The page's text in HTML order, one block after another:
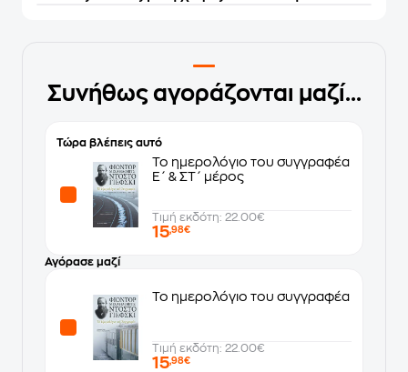
Συνήθως αγοράζονται μαζί...
Τώρα βλέπεις αυτό
Το ημερολόγιο του συγγραφέα
Ε΄ & ΣΤ΄ μέρος
Τιμή εκδότη: 22.00€
15,98€
Αγόρασε μαζί
Το ημερολόγιο του συγγραφέα
Τιμή εκδότη: 22.00€
15,98€